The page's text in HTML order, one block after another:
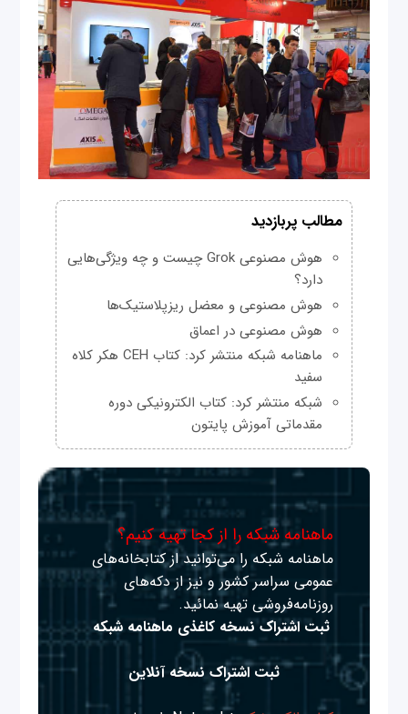
مطالب پربازدید
هوش مصنوعی Grok چیست و چه ویژگی‌هایی
دارد؟
هوش مصنوعی و معضل ریزپلاستیک‌ها
هوش مصنوعی در اعماق
ماهنامه شبکه منتشر کرد: کتاب CEH هکر کلاه
سفید
شبکه منتشر کرد: کتاب الکترونیکی دوره
مقدماتی آموزش پایتون
ماهنامه شبکه را از کجا تهیه کنیم؟
ماهنامه شبکه را می‌توانید از کتابخانه‌های
عمومی سراسر کشور و نیز از دکه‌های
روزنامه‌فروشی تهیه نمائید.
ثبت اشتراک نسخه کاغذی ماهنامه شبکه
ثبت اشتراک نسخه آنلاین